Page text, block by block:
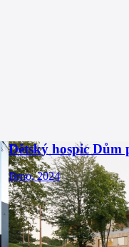
Dětský hospic Dům
Brno, 2024